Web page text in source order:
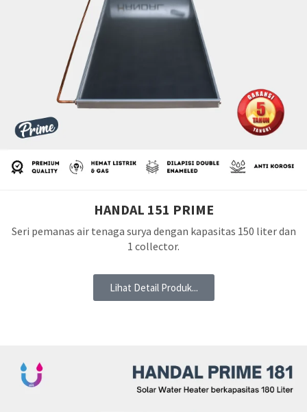
HANDAL 151 PRIME
Seri pemanas air tenaga surya dengan kapasitas 150 liter dan
1 collector.
Lihat Detail Produk...